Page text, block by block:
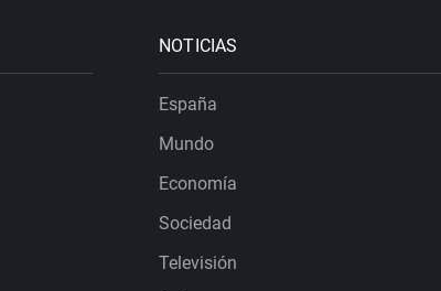
NOTICIAS
España
Mundo
Economía
Sociedad
Televisión